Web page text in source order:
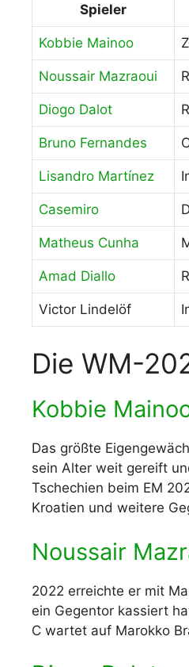
Spieler
Kobbie Mainoo
Noussair Mazraoui
Diogo Dalot
Bruno Fernandes
Lisandro Martínez
Casemiro
Matheus Cunha
Amad Diallo
Victor Lindelöf
Die WM-
Kobbie
Das größte
sein Alter weit gereift
Tschechien beim EM
Kroatien und weitere
Noussair
2022 erreichte er mit
ein Gegentor kassiert
C wartet auf Marokko